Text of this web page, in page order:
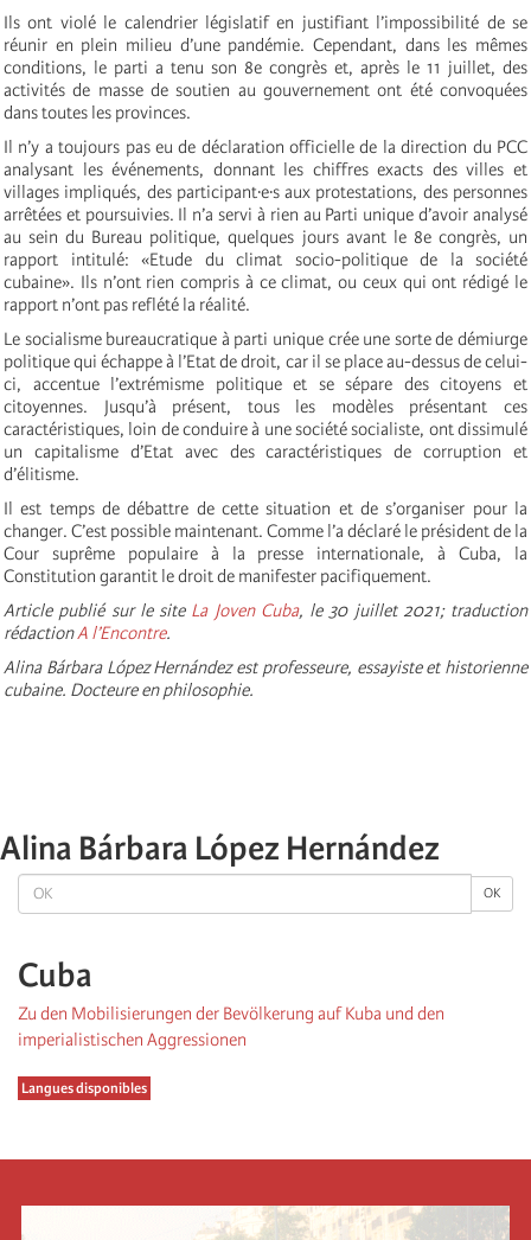
OK OK
Cuba
Zu den Mobilisierungen der Bevölkerung auf Kuba und den
imperialistischen Aggressionen
Langues disponibles
Ils ont violé le calendrier législatif en justifiant l’impossibilité de se
réunir en plein milieu d’une pandémie. Cependant, dans les mêmes
conditions, le parti a tenu son 8e congrès et, après le 11 juillet, des
activités de masse de soutien au gouvernement ont été convoquées
dans toutes les provinces.
Il n’y a toujours pas eu de déclaration officielle de la direction du PCC
analysant les événements, donnant les chiffres exacts des villes et
villages impliqués, des participant·e·s aux protestations, des personnes
arrêtées et poursuivies. Il n’a servi à rien au Parti unique d’avoir analysé
au sein du Bureau politique, quelques jours avant le 8e congrès, un
rapport intitulé: «Etude du climat socio-politique de la société
cubaine». Ils n’ont rien compris à ce climat, ou ceux qui ont rédigé le
rapport n’ont pas reflété la réalité.
Le socialisme bureaucratique à parti unique crée une sorte de démiurge
politique qui échappe à l’Etat de droit, car il se place au-dessus de celui-
ci, accentue l’extrémisme politique et se sépare des citoyens et
citoyennes. Jusqu’à présent, tous les modèles présentant ces
caractéristiques, loin de conduire à une société socialiste, ont dissimulé
un capitalisme d’Etat avec des caractéristiques de corruption et
d’élitisme.
Il est temps de débattre de cette situation et de s’organiser pour la
changer. C’est possible maintenant. Comme l’a déclaré le président de la
Cour suprême populaire à la presse internationale, à Cuba, la
Constitution garantit le droit de manifester pacifiquement.
Article publié sur le site La Joven Cuba, le 30 juillet 2021; traduction
rédactionA l’Encontre.
Alina Bárbara López Hernández est professeure, essayiste et historienne
cubaine. Docteure en philosophie.
Alina Bárbara López Hernández